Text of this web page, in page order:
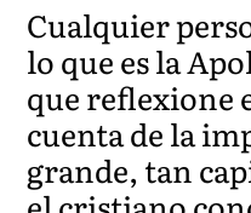
Cualquier
lo que es la
que reflexione
cuenta de la
grande, tan